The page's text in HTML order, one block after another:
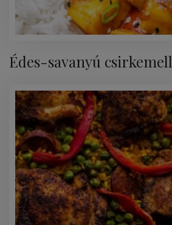
Édes-savanyú csirkemell